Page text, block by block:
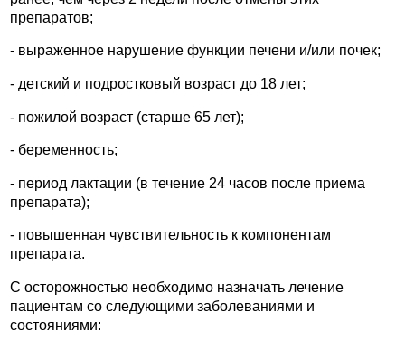
препаратов;
- выраженное нарушение функции печени и/или почек;
- детский и подростковый возраст до 18 лет;
- пожилой возраст (старше 65 лет);
- беременность;
- период лактации (в течение 24 часов после приема
препарата);
- повышенная чувствительность к компонентам
препарата.
С осторожностью необходимо назначать лечение
пациентам со следующими заболеваниями и
состояниями: